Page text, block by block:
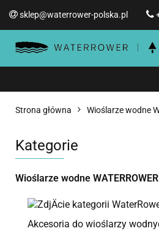
sklep@waterrower-polska.pl
Strona główna Wioślarze wodne
Kategorie
Wioślarze wodne WATERROWER
Akcesoria do wioślarzy